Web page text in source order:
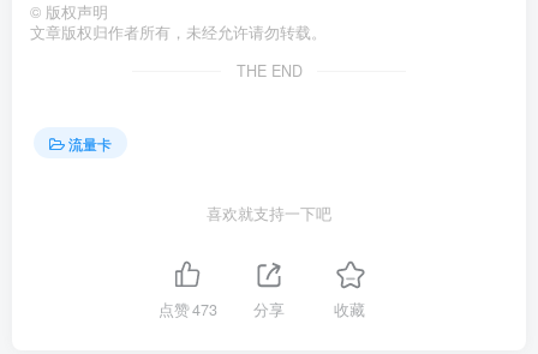
© 版权声明
文章版权归作者所有，未经允许请勿转载。
THE END
流量卡
喜欢就支持一下吧
点赞473 分享 收藏